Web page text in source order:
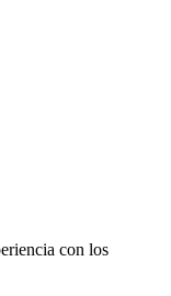
con los